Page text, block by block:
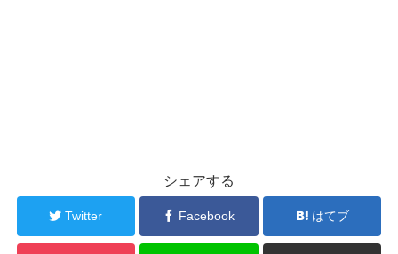
シェアする
Twitter Facebook はてブ